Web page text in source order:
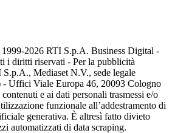
2026 RTI S.p.A. Business Digital -
i diritti riservati - Per la pubblicità
Mediaset N.V., sede legale
- Uffici Viale Europa 46, 20093 Cologno
e ai dati personali trasmessi e/o
funzionale all’addestramento di
generativa. È altresì fatto divieto
automatizzati di data scraping.